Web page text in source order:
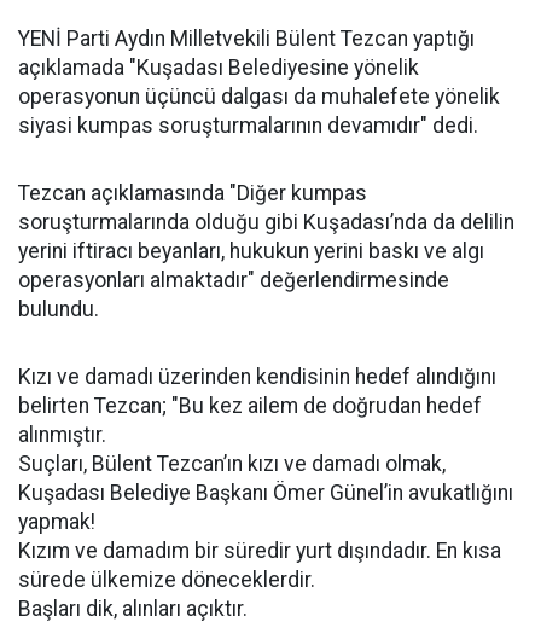
YENİ Parti Aydın Milletvekili Bülent Tezcan yaptığı
açıklamada "Kuşadası Belediyesine yönelik
operasyonun üçüncü dalgası da muhalefete yönelik
siyasi kumpas soruşturmalarının devamıdır" dedi.
Tezcan açıklamasında "Diğer kumpas
soruşturmalarında olduğu gibi Kuşadası’nda da delilin
yerini iftiracı beyanları, hukukun yerini baskı ve algı
operasyonları almaktadır" değerlendirmesinde
bulundu.
Kızı ve damadı üzerinden kendisinin hedef alındığını
belirten Tezcan; "Bu kez ailem de doğrudan hedef
alınmıştır.
Suçları, Bülent Tezcan’ın kızı ve damadı olmak,
Kuşadası Belediye Başkanı Ömer Günel’in avukatlığını
yapmak!
Kızım ve damadım bir süredir yurt dışındadır. En kısa
sürede ülkemize döneceklerdir.
Başları dik, alınları açıktır.